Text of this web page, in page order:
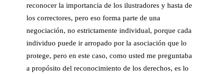
reconocer la importancia de los ilustradores y hasta de
los correctores, pero eso forma parte de una
negociación, no estrictamente individual, porque cada
individuo puede ir arropado por la asociación que lo
protege, pero en este caso, como usted me preguntaba
a propósito del reconocimiento de los derechos, es lo